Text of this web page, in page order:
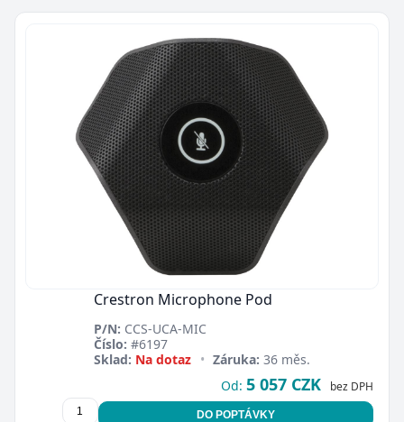
Crestron Microphone Pod
P/N: CCS-UCA-MIC
Číslo: #6197
Sklad: Na dotaz • Záruka: 36 měs.
Od: 5 057 CZK bez DPH
DO POPTÁVKY